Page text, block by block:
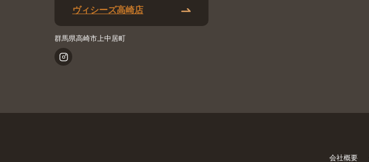
ヴィシーズ高崎店
群馬県高崎市上中居町
会社概要